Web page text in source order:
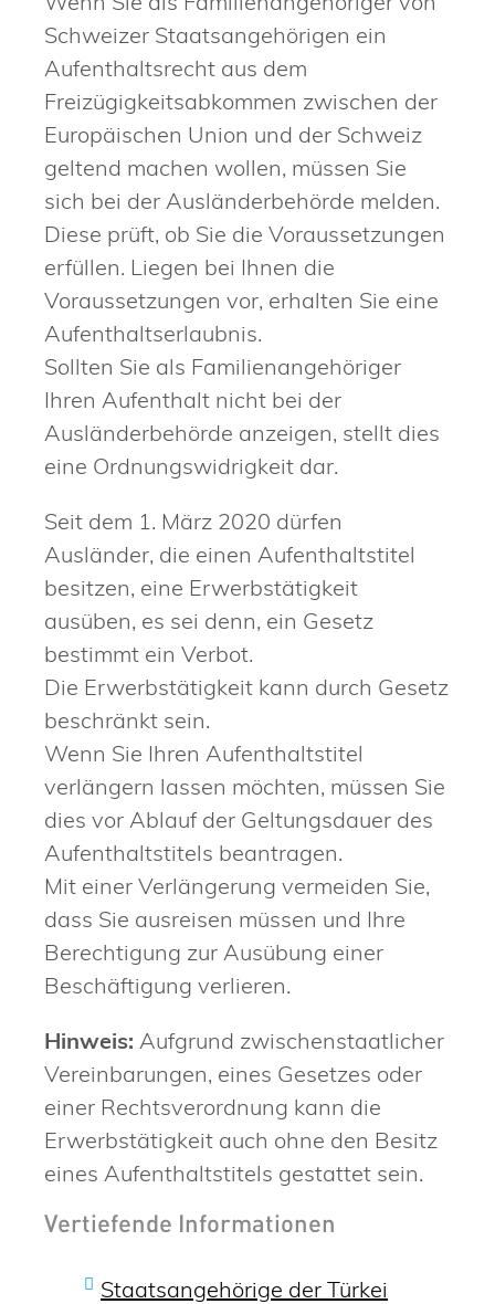
Schweizer Staatsangehörigen ein
Aufenthaltsrecht aus dem
Freizügigkeitsabkommen zwischen der
Europäischen Union und der Schweiz
geltend machen wollen, müssen Sie
sich bei der Ausländerbehörde melden.
Diese prüft, ob Sie die Voraussetzungen
erfüllen. Liegen bei Ihnen die
Voraussetzungen vor, erhalten Sie eine
Aufenthaltserlaubnis.
Sollten Sie als Familienangehöriger
Ihren Aufenthalt nicht bei der
Ausländerbehörde anzeigen, stellt dies
eine Ordnungswidrigkeit dar.
Seit dem 1. März 2020 dürfen
Ausländer, die einen Aufenthaltstitel
besitzen, eine Erwerbstätigkeit
ausüben, es sei denn, ein Gesetz
bestimmt ein Verbot.
Die Erwerbstätigkeit kann durch Gesetz
beschränkt sein.
Wenn Sie Ihren Aufenthaltstitel
verlängern lassen möchten, müssen Sie
dies vor Ablauf der Geltungsdauer des
Aufenthaltstitels beantragen.
Mit einer Verlängerung vermeiden Sie,
dass Sie ausreisen müssen und Ihre
Berechtigung zur Ausübung einer
Beschäftigung verlieren.
Hinweis: Aufgrund zwischenstaatlicher
Vereinbarungen, eines Gesetzes oder
einer Rechtsverordnung kann die
Erwerbstätigkeit auch ohne den Besitz
eines Aufenthaltstitels gestattet sein.
Vertiefende Informationen
Staatsangehörige der Türkei